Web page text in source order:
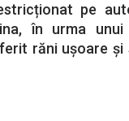
pe
în urma
răni ușoare